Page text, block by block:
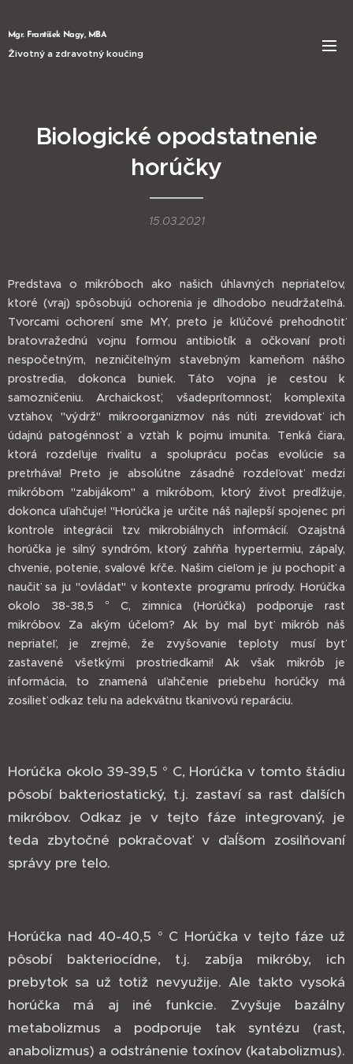
Mgr. František Nagy, MBA
Životný a zdravotný koučing
Biologické opodstatnenie
horúčky
15.03.2021
Predstava o mikróboch ako našich úhlavných nepriateľov,
ktoré (vraj) spôsobujú ochorenia je dlhodobo neudržateľná.
Tvorcami ochorení sme MY, preto je kľúčové prehodnotiť
bratovražednú vojnu formou antibiotík a očkovaní proti
nespočetným, nezničiteľným stavebným kameňom nášho
prostredia, dokonca buniek. Táto vojna je cestou k
samozničeniu. Archaickosť, všadeprítomnosť, komplexita
vzťahov, "výdrž" mikroorganizmov nás núti zrevidovať ich
údajnú patogénnosť a vzťah k pojmu imunita. Tenká čiara,
ktorá rozdeľuje rivalitu a spoluprácu počas evolúcie sa
pretrháva! Preto je absolútne zásadné rozdeľovať medzi
mikróbom "zabijákom" a mikróbom, ktorý život predlžuje,
dokonca uľahčuje! "Horúčka je určite náš najlepší spojenec pri
kontrole integrácii tzv. mikrobiálnych informácií. Ozajstná
horúčka je silný syndróm, ktorý zahŕňa hypertermiu, zápaly,
chvenie, potenie, svalové kŕče. Našim cieľom je ju pochopiť a
naučiť sa ju "ovládať" v kontexte programu prírody. Horúčka
okolo 38-38,5 ° C, zimnica (Horúčka) podporuje rast
mikróbov. Za akým účelom? Ak by mal byť mikrób náš
nepriateľ, je zrejmé, že zvyšovanie teploty musí byť
zastavené všetkými prostriedkami! Ak však mikrób je
informácia, to znamená uľahčenie priebehu horúčky má
zosilieť odkaz telu na adekvátnu tkanivovú reparáciu.
Horúčka okolo 39-39,5 ° C, Horúčka v tomto štádiu
pôsobí bakteriostatický, t.j. zastaví sa rast ďalších
mikróbov. Odkaz je v tejto fáze integrovaný, je
teda zbytočné pokračovať v ďaĺšom zosilňovaní
správy pre telo.
Horúčka nad 40-40,5 ° C Horúčka v tejto fáze už
pôsobí bakteriocídne, t.j. zabíja mikróby, ich
prebytok sa už totiž nevyužije. Ale takto vysoká
horúčka má aj iné funkcie. Zvyšuje bazálny
metabolizmus a podporuje tak syntézu (rast,
anabolizmus) a odstránenie toxínov (katabolizmus).